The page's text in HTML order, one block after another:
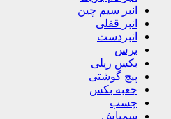
انبر سیم چین
انبر قفلی
انبردست
برس
بکس ریلی
پیچ گوشتی
جعبه بکس
چسب
سمپاش